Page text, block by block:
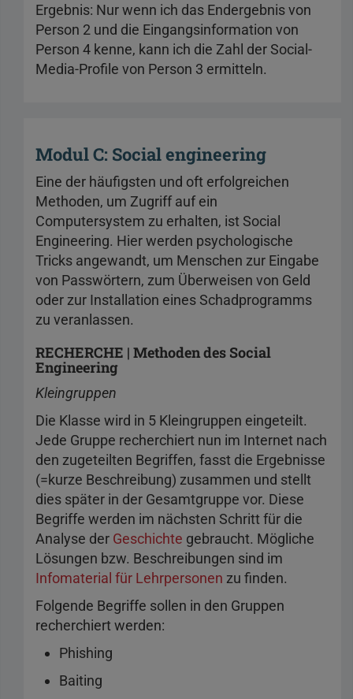
Ergebnis: Nur wenn ich das Endergebnis von
Person 2 und die Eingangsinformation von
Person 4 kenne, kann ich die Zahl der Social-
Media-Profile von Person 3 ermitteln.
Modul C: Social engineering
Eine der häufigsten und oft erfolgreichen
Methoden, um Zugriff auf ein
Computersystem zu erhalten, ist Social
Engineering. Hier werden psychologische
Tricks angewandt, um Menschen zur Eingabe
von Passwörtern, zum Überweisen von Geld
oder zur Installation eines Schadprogramms
zu veranlassen.
RECHERCHE | Methoden des Social
Engineering
Kleingruppen
Die Klasse wird in 5 Kleingruppen eingeteilt.
Jede Gruppe recherchiert nun im Internet nach
den zugeteilten Begriffen, fasst die Ergebnisse
(=kurze Beschreibung) zusammen und stellt
dies später in der Gesamtgruppe vor. Diese
Begriffe werden im nächsten Schritt für die
Analyse der Geschichte gebraucht. Mögliche
Lösungen bzw. Beschreibungen sind im
Infomaterial für Lehrpersonen zu finden.
Folgende Begriffe sollen in den Gruppen
recherchiert werden:
Phishing
Baiting